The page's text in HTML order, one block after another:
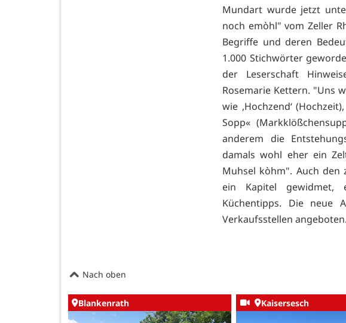
Mundart wurde jetzt
noch emòhl" vom Zeller
Begriffe und deren
1.000 Stichwörter
der Leserschaft
Rosemarie Kettern. "Uns
wie ,Hochzend‘
Sopp«
anderem die
damals wohl eher ein
Muhsel kòhm". Auch den
ein Kapitel gewidmet,
Küchentipps. Die neue
Verkaufsstellen angeboten.
Nach oben
Blankenrath Kaisersesch